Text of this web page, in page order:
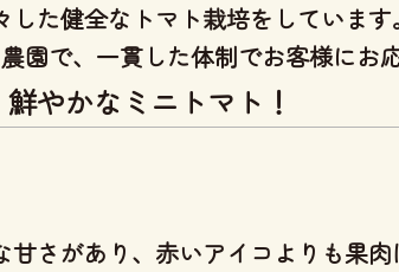
した健全なトマト栽培をしています
園で、一貫した体制でお客様にお
やかなミニトマト！
さがあり、 赤いアイコよりも果